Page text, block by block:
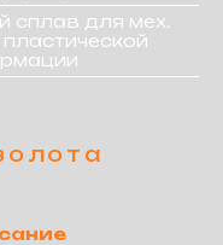
сплав для мех.